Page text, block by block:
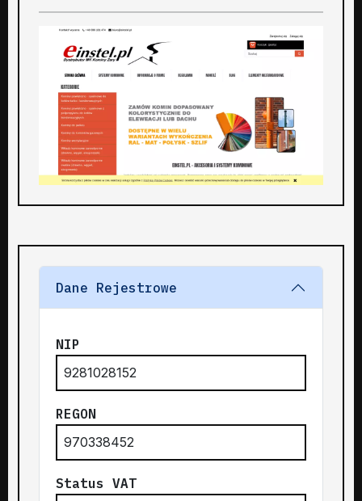
Dane Rejestrowe
NIP
9281028152
REGON
970338452
Status VAT